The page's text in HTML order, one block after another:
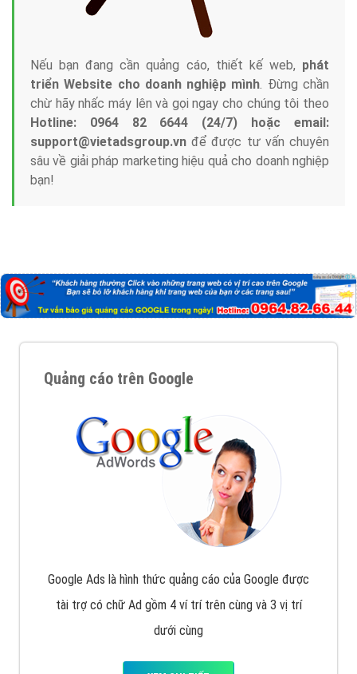
Nếu bạn đang cần quảng cáo, thiết kế web, phát
triển Website cho doanh nghiệp mình. Đừng chần
chừ hãy nhấc máy lên và gọi ngay cho chúng tôi theo
Hotline: 0964 82 6644 (24/7) hoặc email:
support@vietadsgroup.vn để được tư vấn chuyên
sâu về giải pháp marketing hiệu quả cho doanh nghiệp
bạn!
Quảng cáo trên Google
Google Ads là hình thức quảng cáo của Google được
tài trợ có chữ Ad gồm 4 ví trí trên cùng và 3 vị trí
dưới cùng